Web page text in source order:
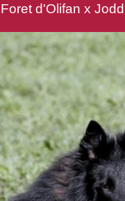
Joddie de